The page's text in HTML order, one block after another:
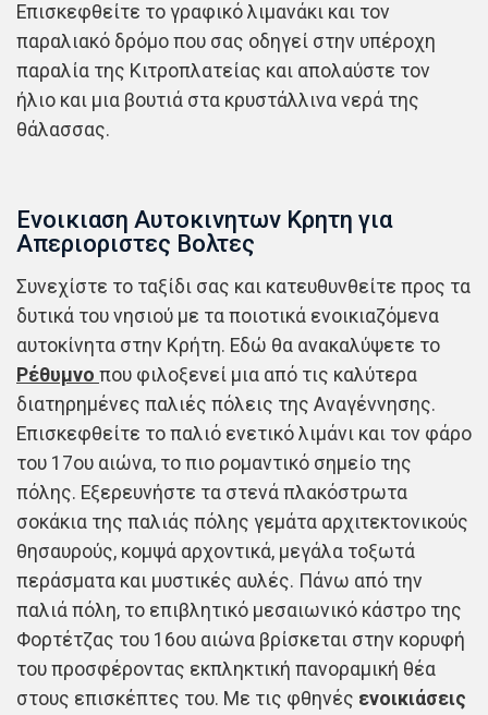
Επισκεφθείτε το γραφικό λιμανάκι και τον
παραλιακό δρόμο που σας οδηγεί στην υπέροχη
παραλία της Κιτροπλατείας και απολαύστε τον
ήλιο και μια βουτιά στα κρυστάλλινα νερά της
θάλασσας.
Ενοικιαση Αυτοκινητων Κρητη για
Απεριοριστες Βολτες
Συνεχίστε το ταξίδι σας και κατευθυνθείτε προς τα
δυτικά του νησιού με τα ποιοτικά ενοικιαζόμενα
αυτοκίνητα στην Κρήτη. Εδώ θα ανακαλύψετε το
Ρέθυμνο που φιλοξενεί μια από τις καλύτερα
διατηρημένες παλιές πόλεις της Αναγέννησης.
Επισκεφθείτε το παλιό ενετικό λιμάνι και τον φάρο
του 17ου αιώνα, το πιο ρομαντικό σημείο της
πόλης. Εξερευνήστε τα στενά πλακόστρωτα
σοκάκια της παλιάς πόλης γεμάτα αρχιτεκτονικούς
θησαυρούς, κομψά αρχοντικά, μεγάλα τοξωτά
περάσματα και μυστικές αυλές. Πάνω από την
παλιά πόλη, το επιβλητικό μεσαιωνικό κάστρο της
Φορτέτζας του 16ου αιώνα βρίσκεται στην κορυφή
του προσφέροντας εκπληκτική πανοραμική θέα
στους επισκέπτες του. Με τις φθηνές ενοικιάσεις